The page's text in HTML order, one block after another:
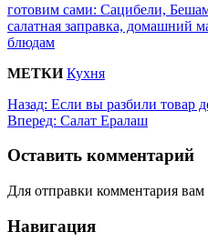
готовим сами: Сацибели,
салатная заправка, домашний
блюдам
МЕТКИКухня
Назад: Если вы разбили товар
Вперед: Салат Ералаш
Оставить комментарий
Для отправки комментария
Навигация